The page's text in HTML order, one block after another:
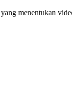
menentukan